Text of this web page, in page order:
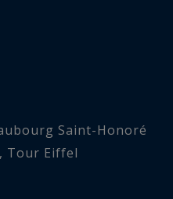
Saint-Honoré
, Tour Eiffel